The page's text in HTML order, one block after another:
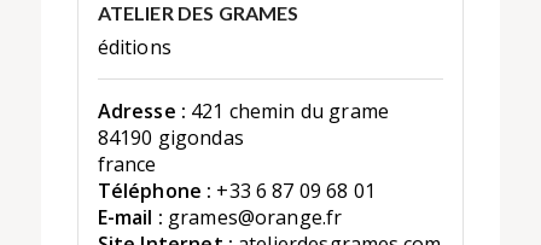
ATELIER DES GRAMES
éditions
Adresse : 421 chemin du grame
84190 gigondas
france
Téléphone : +33 6 87 09 68 01
E-mail : grames@orange.fr